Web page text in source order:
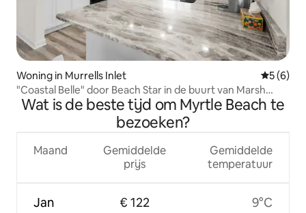
Woning in Murrells Inlet
5 (6)
"Coastal Belle" door Beach Star in de buurt van Marsh
Walk
Wat is de beste tijd om Myrtle Beach te
bezoeken?
Maand
Jan
Gemiddelde
prijs
€ 122
Gemiddelde
temperatuur
9°C